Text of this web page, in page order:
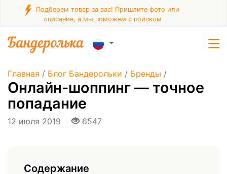
Подберем товар за вас! Пришлите фото или
описание, а мы поможем с поиском
Главная / Блог Бандерольки / Бренды /
Онлайн-шоппинг — точное
попадание
12 июля 2019 6547
Содержание